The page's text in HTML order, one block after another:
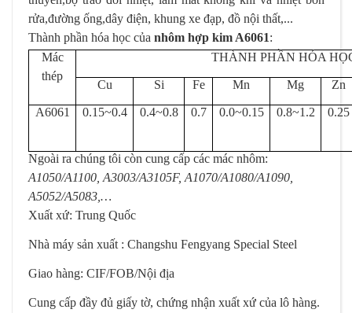
rửa,đường ống,dây điện, khung xe đạp, đồ nội thất,...
Thành phần hóa học của nhôm hợp kim A6061:
Mác
thép
THÀNH PHẦN HÓA
Cu Si Fe Mn Mg Zn
A6061 0.15~0.4 0.4~0.8 0.7 0.0~0.15 0.8~1.2 0.25
Ngoài ra chúng tôi còn cung cấp các mác nhôm:
A1050/A1100, A3003/A3105F, A1070/A1080/A1090,
A5052/A5083,…
Xuất xứ: Trung Quốc
Nhà máy sản xuất : Changshu Fengyang Special Steel
Giao hàng: CIF/FOB/Nội địa
Cung cấp đầy đủ giấy tờ, chứng nhận xuất xứ của lô hàng.